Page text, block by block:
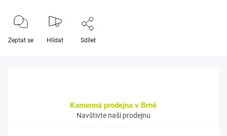
Zeptat se Hlídat Sdílet
Kamenná prodejna v Brně
Navštivte naši prodejnu